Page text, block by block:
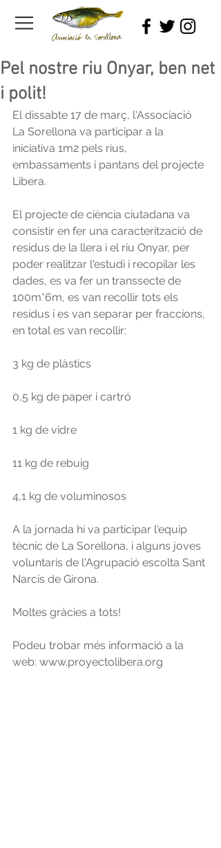
Pel nostre riu Onyar, ben net
i polit!
El dissabte 17 de març, l'Associació
La Sorellona va participar a la
iniciativa 1m2 pels rius,
embassaments i pantans del projecte
Libera.
El projecte de ciència ciutadana va
consistir en fer una caracterització de
residus de la llera i el riu Onyar, per
poder realitzar l'estudi i recopilar les
dades, es va fer un transsecte de
100m*6m, es van recollir tots els
residus i es van separar per fraccions,
en total es van recollir:
3 kg de plàstics
0,5 kg de paper i cartró
1 kg de vidre
11 kg de rebuig
4,1 kg de voluminosos
A la jornada hi va participar l'equip
tècnic de La Sorellona, i alguns joves
voluntaris de l'Agrupació escolta Sant
Narcís de Girona.
Moltes gràcies a tots!
Podeu trobar més informació a la
web: www.proyectolibera.org